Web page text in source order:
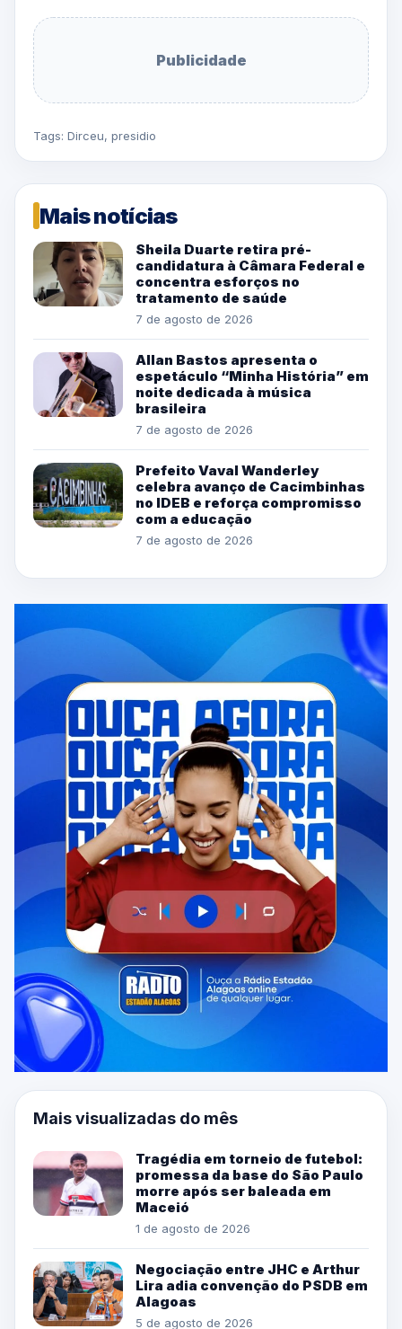
Publicidade
Tags: Dirceu, presidio
Mais notícias
Sheila Duarte retira pré-
candidatura à Câmara Federal e
concentra esforços no
tratamento de saúde
7 de agosto de 2026
Allan Bastos apresenta o
espetáculo “Minha História” em
noite dedicada à música
brasileira
7 de agosto de 2026
Prefeito Vaval Wanderley
celebra avanço de Cacimbinhas
no IDEB e reforça compromisso
com a educação
7 de agosto de 2026
Mais visualizadas do mês
Tragédia em torneio de futebol:
promessa da base do São Paulo
morre após ser baleada em
Maceió
1 de agosto de 2026
Negociação entre JHC e Arthur
Lira adia convenção do PSDB em
Alagoas
5 de agosto de 2026